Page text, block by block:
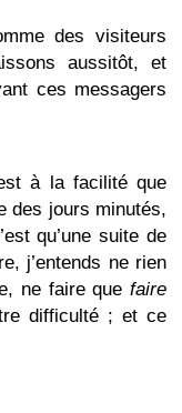
des visiteurs
aussitôt, et
ces messagers
à la facilité que
des jours minutés,
qu’une suite de
j’entends ne rien
ne faire que faire
difficulté ; et ce